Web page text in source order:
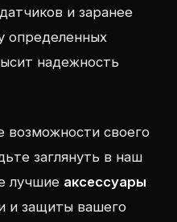
и заранее
определенных
надежность
возможности своего
заглянуть в наш
лучшие аксессуары
и защиты вашего